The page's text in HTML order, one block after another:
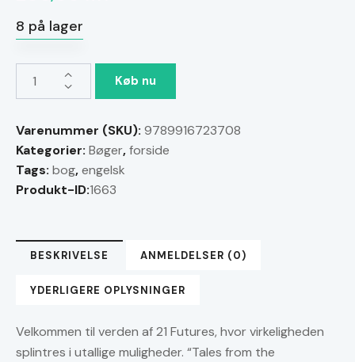
8 på lager
Futures:
from
the
Timechain
antal
Køb nu
Varenummer (SKU): 9789916723708
Kategorier: Bøger,forside
Tags: bog,engelsk
Produkt-ID:1663
BESKRIVELSE ANMELDELSER (0)
YDERLIGERE OPLYSNINGER
Velkommen til verden af 21 Futures, hvor virkeligheden
splintres i utallige muligheder. “Tales from the